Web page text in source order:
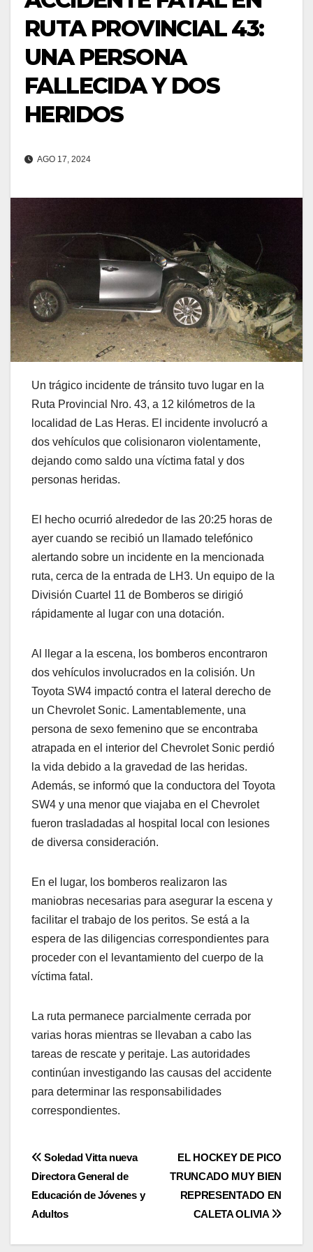
RUTA PROVINCIAL 43:
UNA PERSONA
FALLECIDA Y DOS
HERIDOS
AGO 17, 2024
Un trágico incidente de tránsito tuvo lugar en la
Ruta Provincial Nro. 43, a 12 kilómetros de la
localidad de Las Heras. El incidente involucró a
dos vehículos que colisionaron violentamente,
dejando como saldo una víctima fatal y dos
personas heridas.
El hecho ocurrió alrededor de las 20:25 horas de
ayer cuando se recibió un llamado telefónico
alertando sobre un incidente en la mencionada
ruta, cerca de la entrada de LH3. Un equipo de la
División Cuartel 11 de Bomberos se dirigió
rápidamente al lugar con una dotación.
Al llegar a la escena, los bomberos encontraron
dos vehículos involucrados en la colisión. Un
Toyota SW4 impactó contra el lateral derecho de
un Chevrolet Sonic. Lamentablemente, una
persona de sexo femenino que se encontraba
atrapada en el interior del Chevrolet Sonic perdió
la vida debido a la gravedad de las heridas.
Además, se informó que la conductora del Toyota
SW4 y una menor que viajaba en el Chevrolet
fueron trasladadas al hospital local con lesiones
de diversa consideración.
En el lugar, los bomberos realizaron las
maniobras necesarias para asegurar la escena y
facilitar el trabajo de los peritos. Se está a la
espera de las diligencias correspondientes para
proceder con el levantamiento del cuerpo de la
víctima fatal.
La ruta permanece parcialmente cerrada por
varias horas mientras se llevaban a cabo las
tareas de rescate y peritaje. Las autoridades
continúan investigando las causas del accidente
para determinar las responsabilidades
correspondientes.
Navegación
de
entradas
EL HOCKEY DE PICO
TRUNCADO MUY BIEN
REPRESENTADO EN
CALETA OLIVIA
Soledad Vitta nueva
Directora General de
Educación de Jóvenes y
Adultos